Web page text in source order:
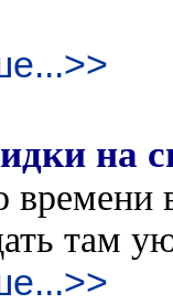
на
времени
там